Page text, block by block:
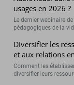
usages en 2026 ?
Le dernier webinaire
pédagogiques de la
Diversifier les
et aux relations
Comment les
diversifier leurs